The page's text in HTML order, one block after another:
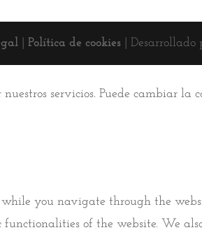
| Política de cookies| Desarrollado
nuestros servicios. Puede cambiar
while you navigate through the
functionalities of the website. We